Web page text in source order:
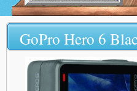
GoPro Hero 6